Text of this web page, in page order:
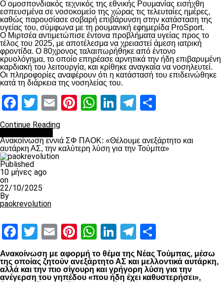
Ο ομοσπονδιακός τεχνικός της εθνικής Ρουμανίας εισήχθη
εσπευσμένα σε νοσοκομείο της χώρας τις τελευταίες ημέρες,
καθώς παρουσίασε σοβαρή επιβάρυνση στην κατάσταση της
υγείας του, σύμφωνα με τη ρουμανική εφημερίδα ProSport.
Ο Μιρτσέα αντιμετώπισε έντονα προβλήματα υγείας προς το
τέλος του 2025, με αποτέλεσμα να χρειαστεί άμεση ιατρική
φροντίδα. Ο 80χρονος ταλαιπωρήθηκε από έντονο
κρυολόγημα, το οποίο επηρέασε αρνητικά την ήδη επιβαρυμένη
καρδιακή του λειτουργία, και κρίθηκε αναγκαία να νοσηλευτεί.
Οι πληροφορίες αναφέρουν ότι η κατάστασή του επιδεινώθηκε
κατά τη διάρκεια της νοσηλείας του.
Facebook
Twitter
EmailPinterest
WhatsApp
LinkedIn
Telegram
Continue Reading
Ανακοίνωση εννιά ΣΦ ΠΑΟΚ: «Θέλουμε ανεξάρτητο και
αυτάρκη ΑΣ, την καλύτερη λύση για την Τούμπα»
Published
10 μήνες ago
on
22/10/2025
By
paokrevolution
Facebook
Twitter
EmailPinterest
WhatsApp
LinkedIn
Telegram
Ανακοίνωση με αφορμή το θέμα της Νέας Τούμπας, μέσω
της οποίας ζητούν ανεξάρτητο ΑΣ και μελλοντικά αυτάρκη,
αλλά και την πιο σίγουρη και γρήγορη λύση για την
ανέγερση του γηπέδου «που ήδη έχει καθυστερήσει»,